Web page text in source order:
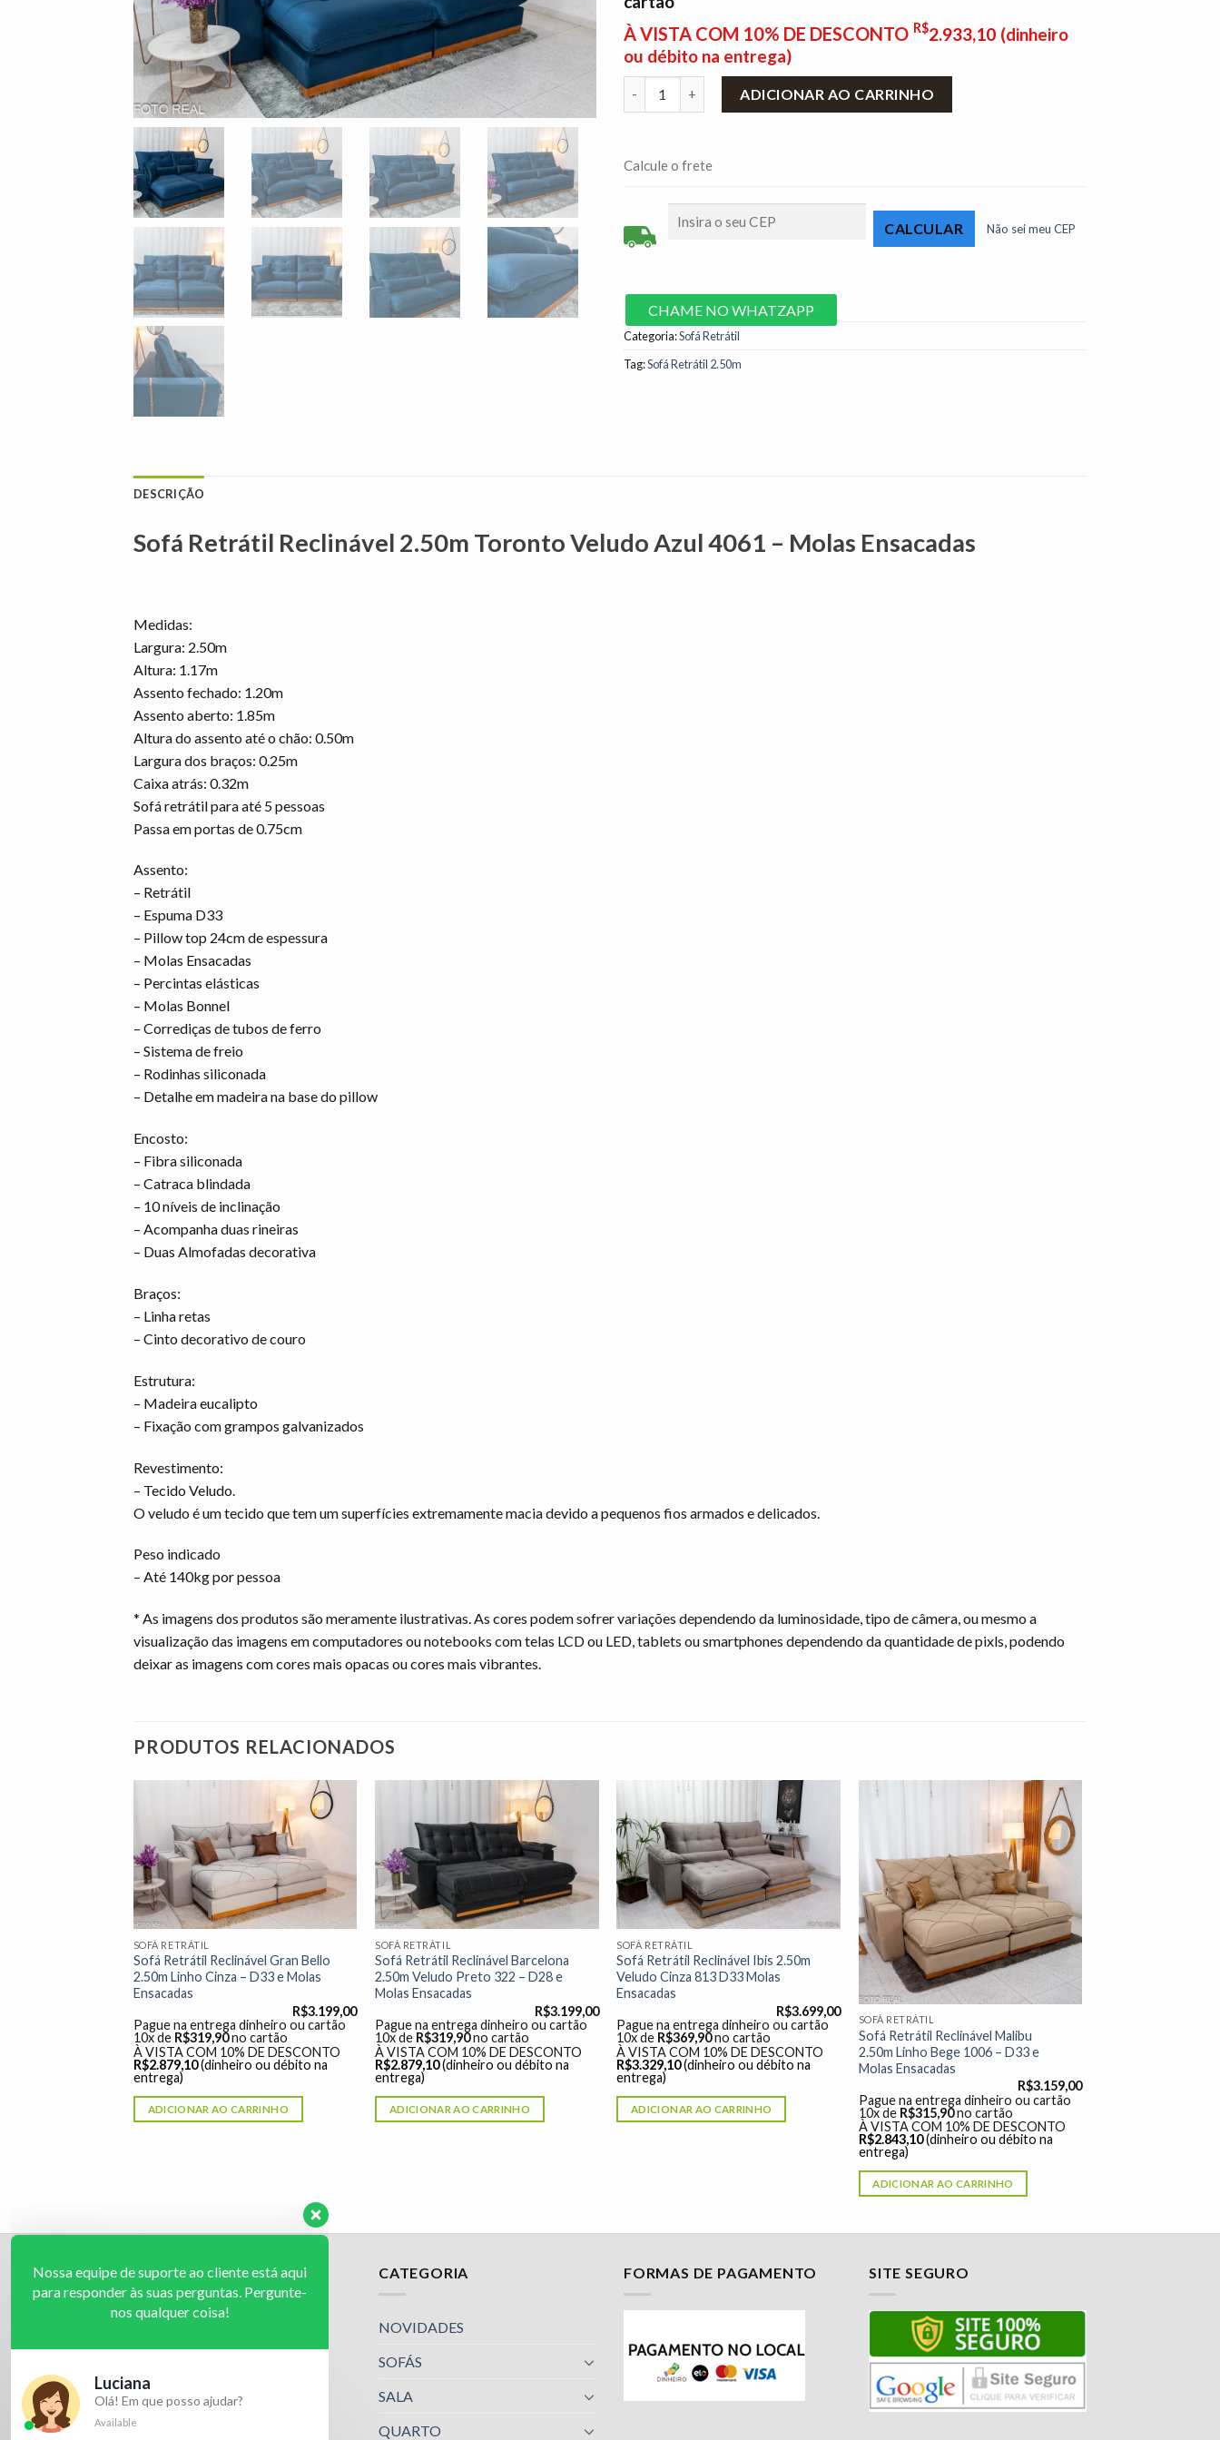
À VISTA COM 10% DE DESCONTO R$2.933,10 (dinheiro
ou débito na entrega)
ADICIONAR AO CARRINHO
Calcule o frete
Não sei meu CEP
CHAME NO WHATZAPP
Categoria:Sofá Retrátil
Tag:Sofá Retrátil 2.50m
DESCRIÇÃO
Sofá Retrátil Reclinável 2.50m Toronto Veludo Azul 4061 – Molas Ensacadas
Medidas:
Largura: 2.50m
Altura: 1.17m
Assento fechado: 1.20m
Assento aberto: 1.85m
Altura do assento até o chão: 0.50m
Largura dos braços: 0.25m
Caixa atrás: 0.32m
Sofá retrátil para até 5 pessoas
Passa em portas de 0.75cm
Assento:
– Retrátil
– Espuma D33
– Pillow top 24cm de espessura
– Molas Ensacadas
– Percintas elásticas
– Molas Bonnel
– Corrediças de tubos de ferro
– Sistema de freio
– Rodinhas siliconada
– Detalhe em madeira na base do pillow
Encosto:
– Fibra siliconada
– Catraca blindada
– 10 níveis de inclinação
– Acompanha duas rineiras
– Duas Almofadas decorativa
Braços:
– Linha retas
– Cinto decorativo de couro
Estrutura:
– Madeira eucalipto
– Fixação com grampos galvanizados
Revestimento:
– Tecido Veludo.
O veludo é um tecido que tem um superfícies extremamente macia devido a pequenos fios armados e delicados.
Peso indicado
– Até 140kg por pessoa
* As imagens dos produtos são meramente ilustrativas. As cores podem sofrer variações dependendo da luminosidade, tipo de câmera, ou mesmo a
visualização das imagens em computadores ou notebooks com telas LCD ou LED, tablets ou smartphones dependendo da quantidade de pixls, podendo
deixar as imagens com cores mais opacas ou cores mais vibrantes.
PRODUTOS RELACIONADOS
Adicionar
à lista de
desejos"
SOFÁ RETRÁTIL
Sofá Retrátil Reclinável Gran Bello
2.50m Linho Cinza – D33 e Molas
Ensacadas
R$3.199,00
Pague na entrega dinheiro ou cartão
10x de R$319,90no cartão
À VISTA COM 10% DE DESCONTO
R$2.879,10(dinheiro ou débito na
entrega)
ADICIONAR AO CARRINHO
Adicionar
à lista de
desejos"
SOFÁ RETRÁTIL
Sofá Retrátil Reclinável Barcelona
2.50m Veludo Preto 322 – D28 e
Molas Ensacadas
R$3.199,00
Pague na entrega dinheiro ou cartão
10x de R$319,90no cartão
À VISTA COM 10% DE DESCONTO
R$2.879,10(dinheiro ou débito na
entrega)
ADICIONAR AO CARRINHO
Adicionar
à lista de
desejos"
SOFÁ RETRÁTIL
Sofá Retrátil Reclinável Ibis 2.50m
Veludo Cinza 813 D33 Molas
Ensacadas
R$3.699,00
Pague na entrega dinheiro ou cartão
10x de R$369,90no cartão
À VISTA COM 10% DE DESCONTO
R$3.329,10(dinheiro ou débito na
entrega)
ADICIONAR AO CARRINHO
Adicionar
à lista de
desejos"
SOFÁ RETRÁTIL
Sofá Retrátil Reclinável Malibu
2.50m Linho Bege 1006 – D33 e
Molas Ensacadas
R$3.159,00
Pague na entrega dinheiro ou cartão
10x de R$315,90 no cartão
À VISTA COM 10% DE DESCONTO
R$2.843,10 (dinheiro ou débito na
entrega)
ADICIONAR AO CARRINHO
IMPORTANTE
Política de Privacidade
CATEGORIA
NOVIDADES
SOFÁS
SALA
QUARTO
FORMAS DE PAGAMENTO SITE SEGURO
para responder às suas perguntas. Pergunte-
nos qualquer coisa!
Olá! Em que posso ajudar?
Available